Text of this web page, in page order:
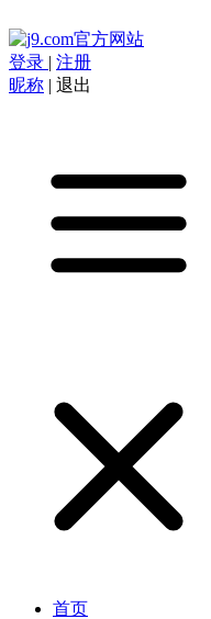
登录 | 注册
昵称 | 退出
首页